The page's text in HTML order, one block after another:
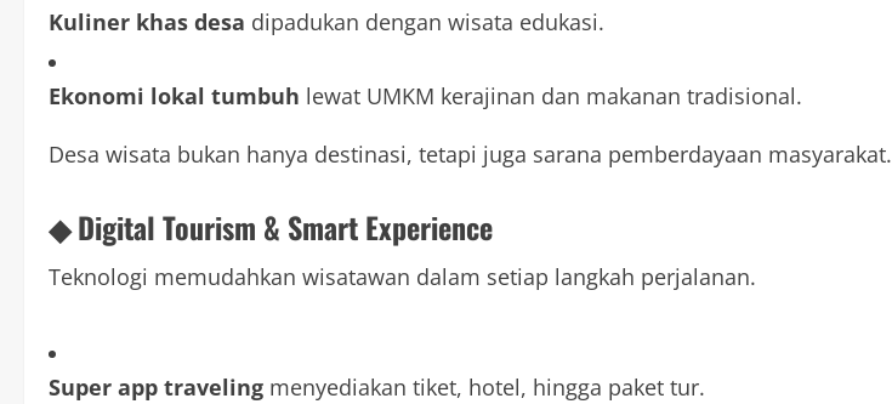
Kuliner khas desa dipadukan dengan wisata edukasi.
Ekonomi lokal tumbuh lewat UMKM kerajinan dan makanan tradisional.
Desa wisata bukan hanya destinasi, tetapi juga sarana pemberdayaan masyarakat.
◆ Digital Tourism & Smart Experience
Teknologi memudahkan wisatawan dalam setiap langkah perjalanan.
Super app traveling menyediakan tiket, hotel, hingga paket tur.